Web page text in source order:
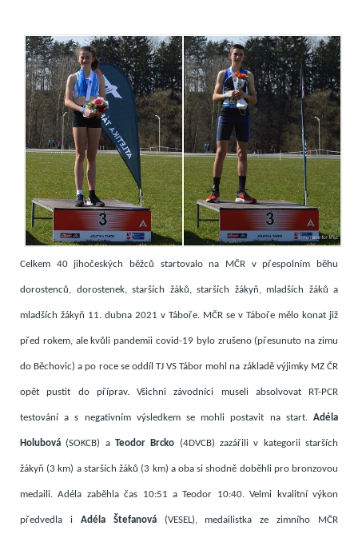
Celkem 40 jihočeských běžců startovalo na MČR v přespolním běhu
dorostenců, dorostenek, starších žáků, starších žákyň, mladších žáků a
mladších žákyň 11. dubna 2021 v Táboře. MČR se v Táboře mělo konat již
před rokem, ale kvůli pandemii covid-19 bylo zrušeno (přesunuto na zimu
do Běchovic) a po roce se oddíl TJ VS Tábor mohl na základě výjimky MZ ČR
opět pustit do příprav. Všichni závodníci museli absolvovat RT-PCR
testování a s negativním výsledkem se mohli postavit na start. Adéla
Holubová (SOKCB) a Teodor Brcko (4DVCB) zazářili v kategorii starších
žákyň (3 km) a starších žáků (3 km) a oba si shodně doběhli pro bronzovou
medaili. Adéla zaběhla čas 10:51 a Teodor 10:40. Velmi kvalitní výkon
předvedla i Adéla Štefanová(VESEL), medailistka ze zimního MČR